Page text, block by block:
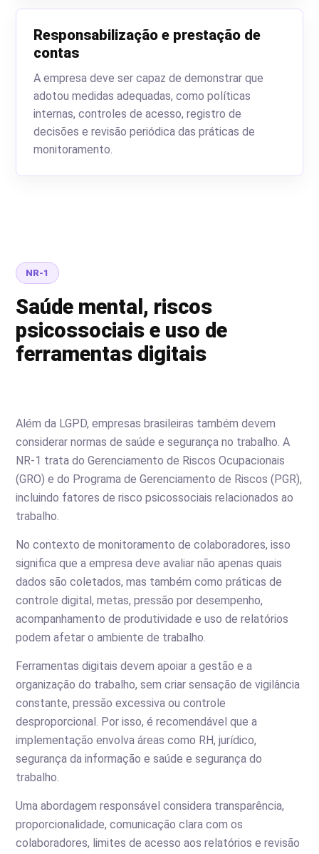
Responsabilização e prestação de
contas
A empresa deve ser capaz de demonstrar que
adotou medidas adequadas, como políticas
internas, controles de acesso, registro de
decisões e revisão periódica das práticas de
monitoramento.
NR-1
Saúde mental, riscos
psicossociais e uso de
ferramentas digitais
Além da LGPD, empresas brasileiras também devem
considerar normas de saúde e segurança no trabalho. A
NR-1 trata do Gerenciamento de Riscos Ocupacionais
(GRO) e do Programa de Gerenciamento de Riscos (PGR),
incluindo fatores de risco psicossociais relacionados ao
trabalho.
No contexto de monitoramento de colaboradores, isso
significa que a empresa deve avaliar não apenas quais
dados são coletados, mas também como práticas de
controle digital, metas, pressão por desempenho,
acompanhamento de produtividade e uso de relatórios
podem afetar o ambiente de trabalho.
Ferramentas digitais devem apoiar a gestão e a
organização do trabalho, sem criar sensação de vigilância
constante, pressão excessiva ou controle
desproporcional. Por isso, é recomendável que a
implementação envolva áreas como RH, jurídico,
segurança da informação e saúde e segurança do
trabalho.
Uma abordagem responsável considera transparência,
proporcionalidade, comunicação clara com os
colaboradores, limites de acesso aos relatórios e revisão